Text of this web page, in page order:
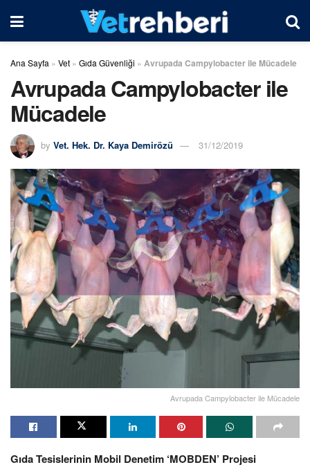
Ana Sayfa » Vet » Gıda Güvenliği » Avrupada Campylobacter ile Mücadele
Avrupada Campylobacter ile
Mücadele
by Vet. Hek. Dr. Kaya Demirözü 31/12/2019
Avrupada Campylobacter ile Mücadele
Gıda Tesislerinin Mobil Denetim ‘MOBDEN’ Projesi